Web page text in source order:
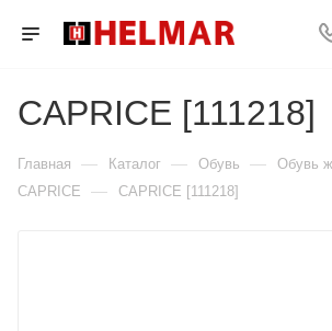
CAPRICE [111218]
Главная — Каталог — Обувь — Обувь
CAPRICE — CAPRICE [111218]